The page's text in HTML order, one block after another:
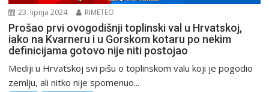
23. lipnja 2024. RIMETEO
Prošao prvi ovogodišnji toplinski val u Hrvatskoj,
iako na Kvarneru i u Gorskom kotaru po nekim
definicijama gotovo nije niti postojao
Mediji u Hrvatskoj svi pišu o toplinskom valu koji je pogodio
zemlju, ali nitko nije spomenuo...